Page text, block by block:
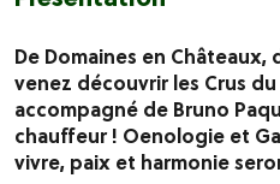
De Domaines en Châteaux,
venez découvrir les Crus
accompagné de Bruno
chauffeur ! Oenologie et
vivre, paix et harmonie